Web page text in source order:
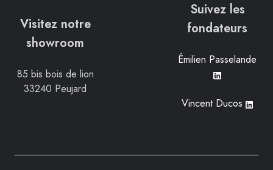
Visitez notre
showroom
85 bis bois de lion
33240 Peujard
Suivez les
fondateurs
Émilien Passelande
Vincent Ducos